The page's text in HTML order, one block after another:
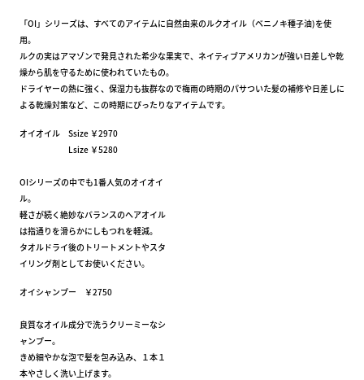
「OI」シリーズは、すべてのアイテムに自然由来のルクオイル（ベニノキ種子油)を使
用。
ルクの実はアマゾンで発見された希少な果実で、ネイティブアメリカンが強い日差しや乾
燥から肌を守るために使われていたもの。
ドライヤーの熱に強く、保湿力も抜群なので梅雨の時期のパサついた髪の補修や日差しに
よる乾燥対策など、この時期にぴったりなアイテムです。
オイオイル Ssize ￥2970
Lsize ￥5280
OIシリーズの中でも1番人気のオイオイ
ル。
軽さが続く絶妙なバランスのへアオイル
は指通りを滑らかにしもつれを軽減。
タオルドライ後のトリートメントやスタ
イリング剤としてお使いください。
オイシャンプー ￥2750
良質なオイル成分で洗うクリーミーなシ
ャンプー。
きめ細やかな泡で髪を包み込み、１本１
本やさしく洗い上げます。